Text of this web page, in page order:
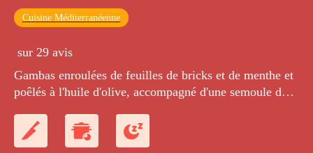
Cuisine Méditerranéenne
sur 29 avis
Gambas enroulées de feuilles de bricks et de menthe et
poêlés à l'huile d'olive, accompagné d'une semoule de